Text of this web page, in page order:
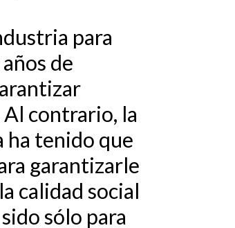
para
de
contrario, la
ha tenido que
garantizarle
calidad social
sólo para